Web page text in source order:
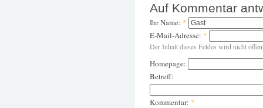
Auf Kommentar
Ihr Name: *
E-Mail-Adresse: *
Der Inhalt dieses Feldes wird nicht
Homepage:
Betreff:
Kommentar: *